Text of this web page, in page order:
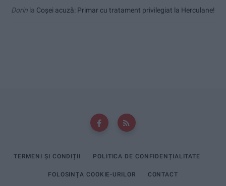
Dorin la Coșei acuză: Primar cu tratament privilegiat la Herculane!
TERMENI ȘI CONDIȚII POLITICA DE CONFIDENȚIALITATE
FOLOSINȚA COOKIE-URILOR CONTACT